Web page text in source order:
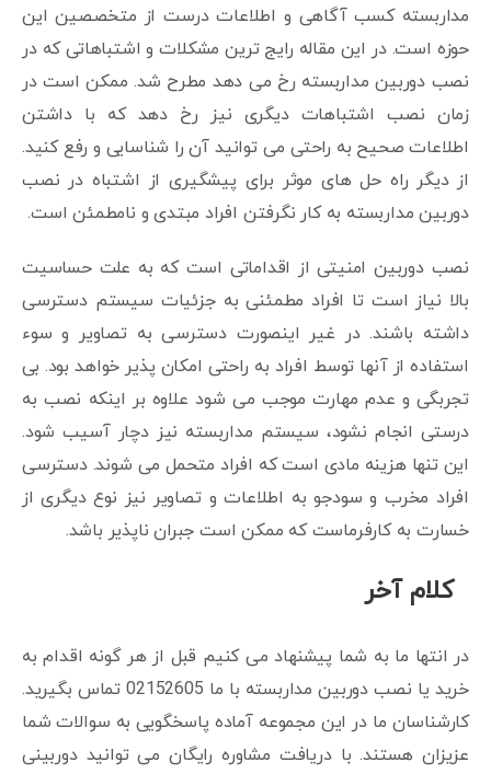
مداربسته کسب آگاهی و اطلاعات درست از متخصصین این
حوزه است. در این مقاله رایج ترین مشکلات و اشتباهاتی که در
نصب دوربین مداربسته رخ می دهد مطرح شد. ممکن است در
زمان نصب اشتباهات دیگری نیز رخ دهد که با داشتن
اطلاعات صحیح به راحتی می توانید آن را شناسایی و رفع کنید.
از دیگر راه حل های موثر برای پیشگیری از اشتباه در نصب
دوربین مداربسته به کار نگرفتن افراد مبتدی و نامطمئن است.
نصب دوربین امنیتی از اقداماتی است که به علت حساسیت
بالا نیاز است تا افراد مطمئنی به جزئیات سیستم دسترسی
داشته باشند. در غیر اینصورت دسترسی به تصاویر و سوء
استفاده از آنها توسط افراد به راحتی امکان پذیر خواهد بود. بی
تجربگی و عدم مهارت موجب می شود علاوه بر اینکه نصب به
درستی انجام نشود، سیستم مداربسته نیز دچار آسیب شود.
این تنها هزینه مادی است که افراد متحمل می شوند. دسترسی
افراد مخرب و سودجو به اطلاعات و تصاویر نیز نوع دیگری از
خسارت به کارفرماست که ممکن است جبران ناپذیر باشد.
کلام آخر
در انتها ما به شما پیشنهاد می کنیم قبل از هر گونه اقدام به
خرید یا نصب دوربین مداربسته با ما 02152605 تماس بگیرید.
کارشناسان ما در این مجموعه آماده پاسخگویی به سوالات شما
عزیزان هستند. با دریافت مشاوره رایگان می توانید دوربینی